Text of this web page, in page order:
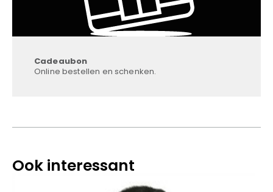
Cadeaubon
Online bestellen en schenken.
Ook interessant